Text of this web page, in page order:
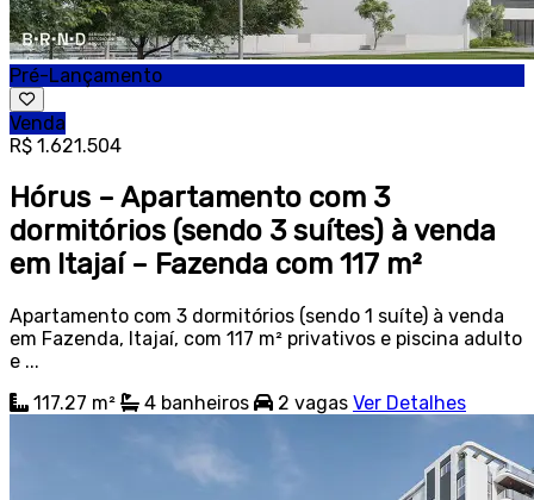
Pré-Lançamento
Venda
R$ 1.621.504
Hórus – Apartamento com 3
dormitórios (sendo 3 suítes) à venda
em Itajaí – Fazenda com 117 m²
Apartamento com 3 dormitórios (sendo 1 suíte) à venda
em Fazenda, Itajaí, com 117 m² privativos e piscina adulto
e ...
117.27 m²
4 banheiros 2 vagas Ver Detalhes